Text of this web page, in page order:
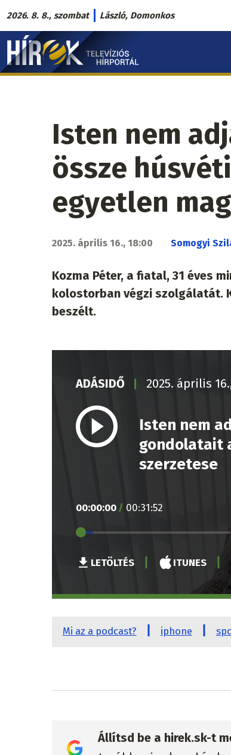
Ugrás
a
tartalomra
2026. 8. 8., szombat László, Domonkos
Hírek.sk
fő
Isten nem
össze
egyetlen
2025. április 16., 18:00 Somogyi
Kozma Péter, a fiatal, 31 éves
kolostorban végzi szolgálatát.
beszélt.
ADÁSIDŐ 2025. április
Isten nem
gondolatait
szerzetese
00:00:00 / 00:31:52
LETÖLTÉS ITUNES
Mi az a podcast? iphone
Állítsd be a hirek.sk-t